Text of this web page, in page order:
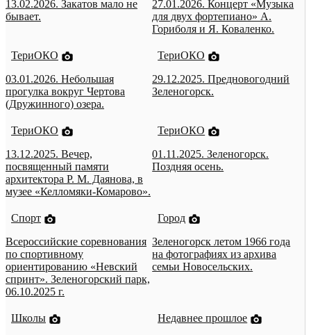
13.02.2026. Закатов мало не
бывает.
27.01.2026. Концерт «Музыка
для двух фортепиано» А.
Гориболя и Я. Коваленко.
ТериОКО
03.01.2026. Небольшая
прогулка вокруг Чертова
(Дружинного) озера.
ТериОКО
29.12.2025. Предновогодний
Зеленогорск.
ТериОКО
13.12.2025. Вечер,
посвященный памяти
архитектора Р. М. Даянова, в
музее «Келломяки-Комарово».
ТериОКО
01.11.2025. Зеленогорск.
Поздняя осень.
Спорт
Всероссийские соревнования
по спортивному
ориентированию «Невский
спринт». Зеленогорский парк,
06.10.2025 г.
Город
Зеленогорск летом 1966 года
на фотографиях из архива
семьи Новосельских.
Школы
Недавнее прошлое